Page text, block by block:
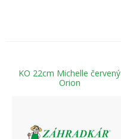
KO 22cm Michelle červený
Orion